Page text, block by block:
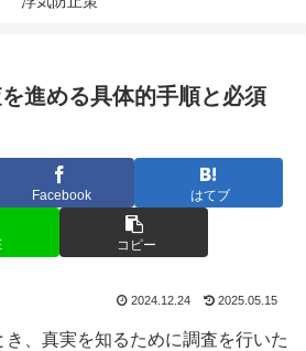
進める具体的手順と必須
Facebook はてブ
コピー
2024.12.24 2025.05.15
、真実を知るために調査を行いた